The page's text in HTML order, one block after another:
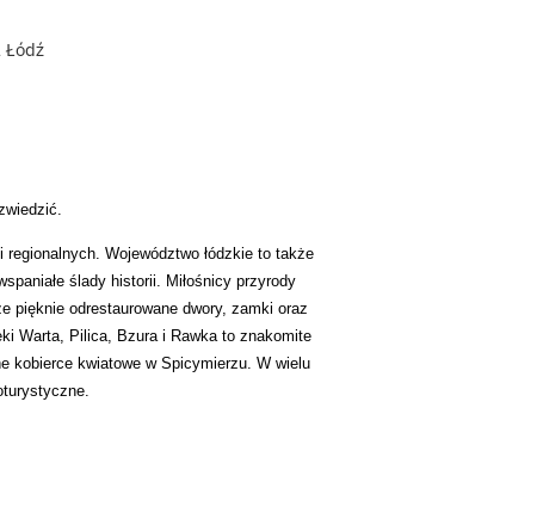
Łódź
Województwo łódzkie to także
ślady historii. Miłośnicy przyrody
pięknie odrestaurowane dwory, zamki oraz
Warta, Pilica, Bzura i Rawka to znakomite
kobierce kwiatowe w Spicymierzu. W wielu